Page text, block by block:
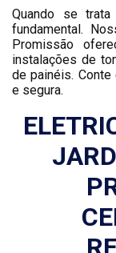
Quando se
fundamental.
Promissão
instalações de
de painéis. Conte
e segura.